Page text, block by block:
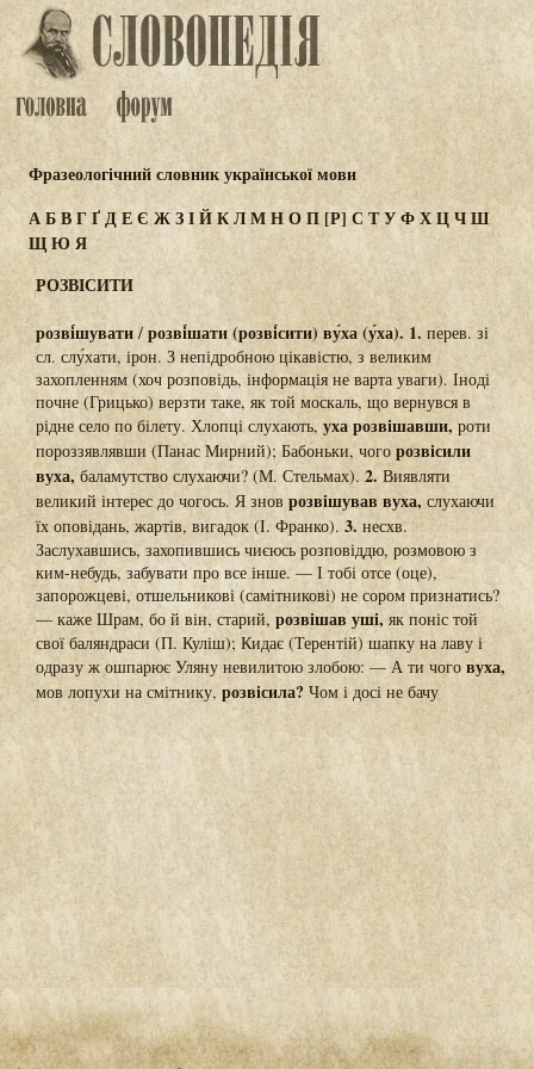
Фразеологічний словник української мови
АБВГҐДЕЄ ЖЗІЙКЛМНОП[Р] С ТУФХЦЧШ
ЩЮ Я
РОЗВІСИТИ
розві́шувати / розві́шати (розві́сити) ву́ха (у́ха). 1.перев. зі
сл. слу́хати, ірон. З непідробною цікавістю, з великим
захопленням (хоч розповідь, інформація не варта уваги). Іноді
почне (Грицько) верзти таке, як той москаль, що вернувся в
рідне село по білету. Хлопці слухають, уха розвішавши, роти
пороззявлявши (Панас Мирний); Бабоньки, чого розвісили
вуха, баламутство слухаючи? (М. Стельмах).2.Виявляти
великий інтерес до чогось. Я знов розвішував вуха, слухаючи
їх оповідань, жартів, вигадок (І. Франко). 3. несхв.
Заслухавшись, захопившись чиєюсь розповіддю, розмовою з
ким-небудь, забувати про все інше. — І тобі отсе (оце),
запорожцеві, отшельникові (самітникові) не сором признатись?
— каже Шрам, бо й він, старий, розвішав уші, як поніс той
свої баляндраси (П. Куліш); Кидає (Терентій) шапку на лаву і
одразу ж ошпарює Уляну невилитою злобою: — А ти чоговуха,
мов лопухи на смітнику,розвісила? Чом і досі не бачу